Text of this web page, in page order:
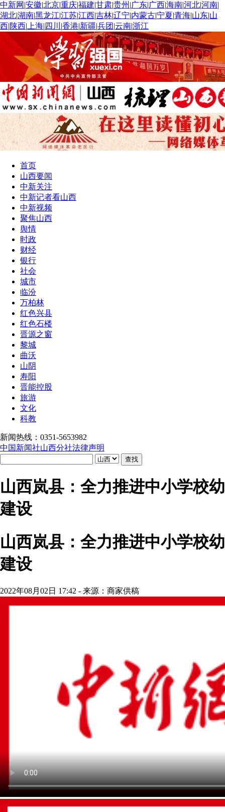
中新网 |安徽|北京|重庆|福建|甘肃|贵州 |广东|广西|海南|河北|河南|
湖北|湖南|黑龙江|江苏|江西|吉林|辽宁|内蒙古|宁夏|青海|山东|山
西|陕西| 上海| 四川 |香港|新疆|兵团 |云南|浙江
首页
山西要闻
中新关注
中新记者看山西
中新视频
聚焦山西
舆情
时政
财经
银行
社会
城市
临汾
万柏林
红色兴县
红色石楼
晋源之窗
黎城
曲沃
山阴
寿阳
晋能控股
旅游
文化
科教
新闻热线：0351-5653982
中国新闻社山西分社法律声明
山西岚县：全力推进中小学校
建设
山西岚县：全力推进中小学校
建设
2022年08月02日 17:42 - 来源：商家供稿